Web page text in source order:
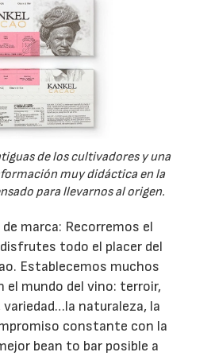
de los cultivadores y una
muy didáctica en la
para llevarnos al origen.
marca: Recorremos el
todo el placer del
Establecemos muchos
el mundo del vino: terroir,
naturaleza, la
constante con la
bean to bar posible a